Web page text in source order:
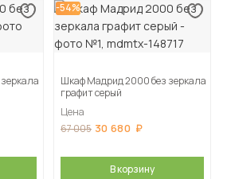
-54%
Шкаф Мадрид 2000 без зеркала
графит серый
Цена
67 005 30 680
В корзину